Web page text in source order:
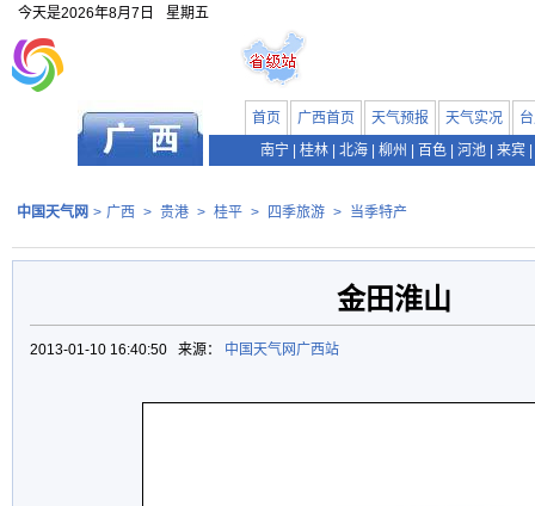
今天是2026年8月7日 星期五
首页 广西首页 天气预报 天气实况
南宁
桂林 北海 柳州 百色 河池 来宾
中国天气网 > 广西 > 贵港 > 桂平 > 四季旅游 > 当季特产
金田淮山
2013-01-10 16:40:50 来源： 中国天气网广西站